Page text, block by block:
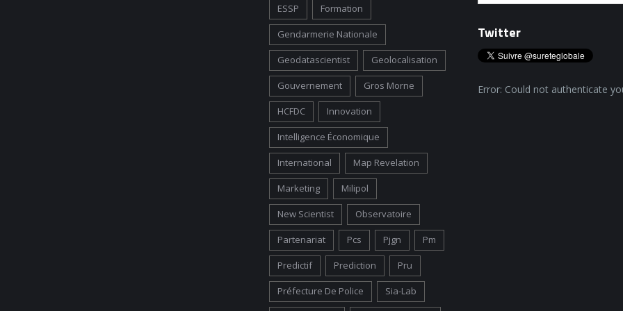
ESSP Formation
Gendarmerie Nationale
Geodatascientist Geolocalisation
Gouvernement Gros Morne
HCFDC Innovation
Intelligence Économique
International Map Revelation
Marketing Milipol
New Scientist Observatoire
Partenariat Pcs Pjgn Pm
Predictif Prediction Pru
Préfecture De Police Sia-Lab
Twitter
Error: Could not authenticate